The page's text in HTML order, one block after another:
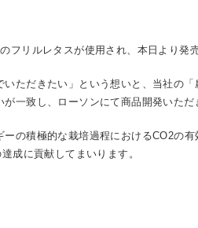
フリルレタスが使用され、本日より発
ただきたい」という想いと、当社の
一致し、ローソンにて商品開発いた
の積極的な栽培過程におけるCO2の
成に貢献してまいります。